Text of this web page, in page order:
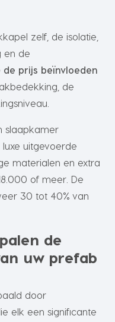
zelf, de isolatie,
en de
de prijs beïnvloeden
de
slaapkamer
uitgevoerde
materialen en extra
of meer. De
30 tot 40% van
de
uw prefab
door
elk een significante